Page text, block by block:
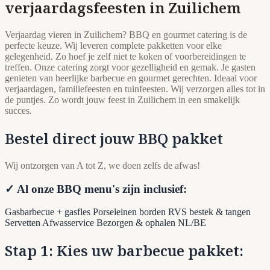
verjaardagsfeesten in Zuilichem
Verjaardag vieren in Zuilichem? BBQ en gourmet catering is de
perfecte keuze. Wij leveren complete pakketten voor elke
gelegenheid. Zo hoef je zelf niet te koken of voorbereidingen te
treffen. Onze catering zorgt voor gezelligheid en gemak. Je gasten
genieten van heerlijke barbecue en gourmet gerechten. Ideaal voor
verjaardagen, familiefeesten en tuinfeesten. Wij verzorgen alles tot in
de puntjes. Zo wordt jouw feest in Zuilichem in een smakelijk
succes.
Bestel direct jouw BBQ pakket
Wij ontzorgen van A tot Z, we doen zelfs de afwas!
✓ Al onze BBQ menu's zijn inclusief:
Gasbarbecue + gasfles Porseleinen borden RVS bestek & tangen
Servetten Afwasservice Bezorgen & ophalen NL/BE
Stap 1: Kies uw barbecue pakket: